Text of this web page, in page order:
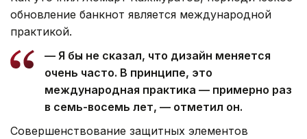
обновление банкнот является международной
практикой.
— Я бы не сказал, что дизайн меняется
очень часто. В принципе, это
международная практика — примерно раз
в семь-восемь лет, — отметил он.
Совершенствование защитных элементов